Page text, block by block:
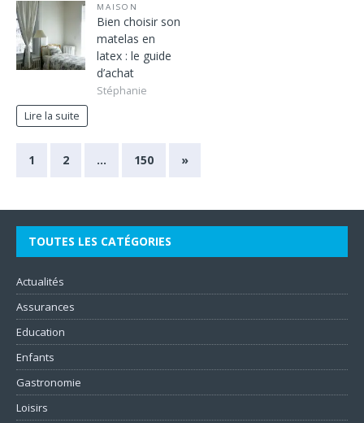
MAISON
Bien choisir son
matelas en
latex : le guide
d’achat
Stéphanie
Lire la suite
1 2 … 150 »
TOUTES LES CATÉGORIES
Actualités
Assurances
Education
Enfants
Gastronomie
Loisirs